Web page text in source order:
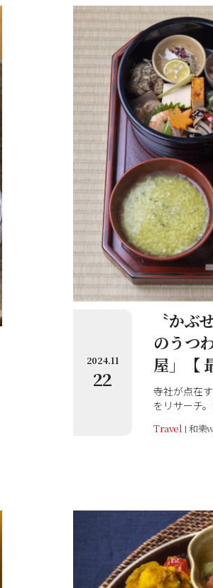
2024.11
22
〝かぶ
のうつ
屋」【
寺社が点在
をリサーチ
Travel 和樂